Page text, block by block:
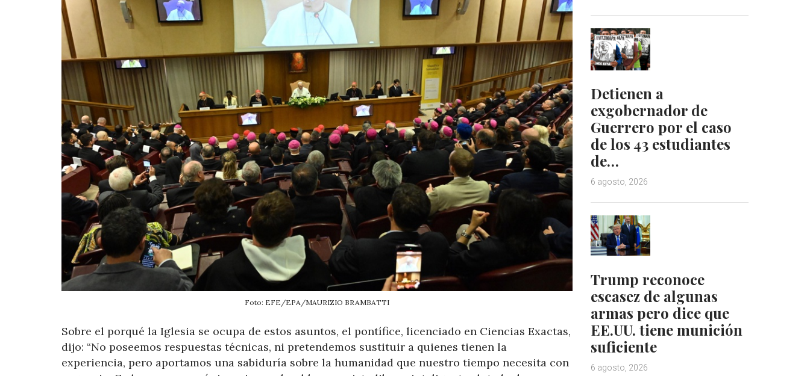
Foto: EFE/EPA/MAURIZIO BRAMBATTI
Sobre el porqué la Iglesia se ocupa de estos asuntos, el pontífice, licenciado en Ciencias Exactas,
dijo: “No poseemos respuestas técnicas, ni pretendemos sustituir a quienes tienen la
experiencia, pero aportamos una sabiduría sobre la humanidad que nuestro tiempo necesita con
Detienen a
exgobernador de
Guerrero por el caso
de los 43 estudiantes
de…
6 agosto, 2026
Trump reconoce
escasez de algunas
armas pero dice que
EE.UU. tiene munición
suficiente
6 agosto, 2026